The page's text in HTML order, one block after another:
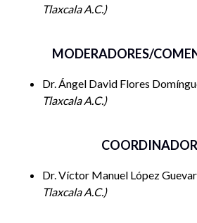
Tlaxcala A.C.
MODERADORES/
Dr. Ángel David Flores
Tlaxcala A.C.
Dr. Víctor Manuel López
Tlaxcala A.C.